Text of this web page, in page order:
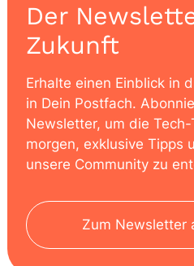
Der
Zukunft
Erhalte einen Einblick in
in Dein Postfach.
Newsletter, um die Tech-
morgen, exklusive Tipps
unsere Community zu
Zum Newsletter